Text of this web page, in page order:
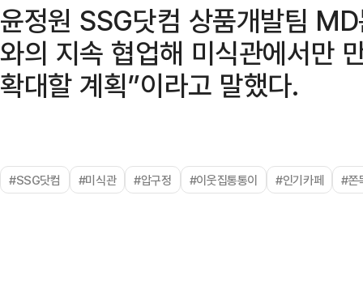
윤정원 SSG닷컴 상품개발팀
와의 지속 협업해 미식관에서만
확대할 계획”이라고 말했다.
#SSG닷컴 #미식관 #압구정 #이웃집통통이 #인기카페 #쫀